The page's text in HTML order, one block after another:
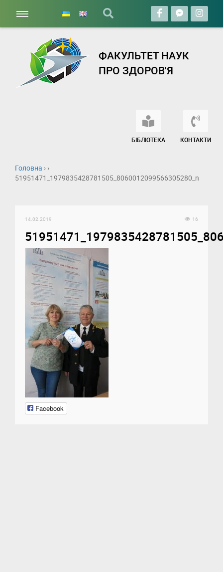
ФАКУЛЬТЕТ НАУК
ПРО ЗДОРОВ'Я
БІБЛІОТЕКА КОНТАКТИ
Головна › ›
51951471_1979835428781505_8060012099566305280_n
14.02.2019 16
Facebook